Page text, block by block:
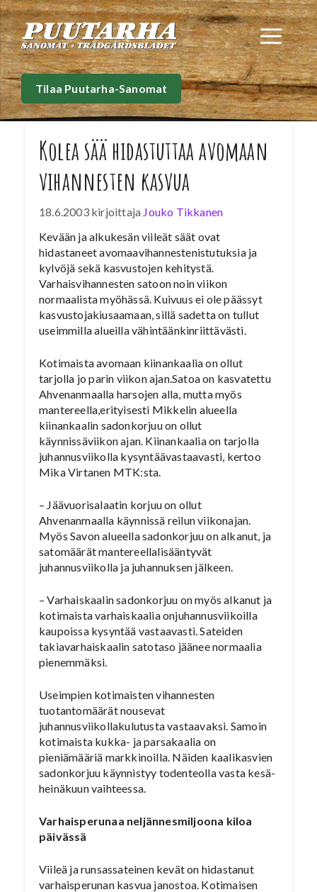
Siirry
sisältöön
Tilaa Puutarha-Sanomat
Kolea sää hidastuttaa avomaan
vihannesten kasvua
18.6.2003 kirjoittaja Jouko Tikkanen
Kevään ja alkukesän viileät säät ovat
hidastaneet avomaavihannestenistutuksia ja
kylvöjä sekä kasvustojen kehitystä.
Varhaisvihannesten satoon noin viikon
normaalista myöhässä. Kuivuus ei ole päässyt
kasvustojakiusaamaan, sillä sadetta on tullut
useimmilla alueilla vähintäänkinriittävästi.
Kotimaista avomaan kiinankaalia on ollut
tarjolla jo parin viikon ajan.Satoa on kasvatettu
Ahvenanmaalla harsojen alla, mutta myös
mantereella,erityisesti Mikkelin alueella
kiinankaalin sadonkorjuu on ollut
käynnissäviikon ajan. Kiinankaalia on tarjolla
juhannusviikolla kysyntäävastaavasti, kertoo
Mika Virtanen MTK:sta.
– Jäävuorisalaatin korjuu on ollut
Ahvenanmaalla käynnissä reilun viikonajan.
Myös Savon alueella sadonkorjuu on alkanut, ja
satomäärät mantereellalisääntyvät
juhannusviikolla ja juhannuksen jälkeen.
– Varhaiskaalin sadonkorjuu on myös alkanut ja
kotimaista varhaiskaalia onjuhannusviikoilla
kaupoissa kysyntää vastaavasti. Sateiden
takiavarhaiskaalin satotaso jäänee normaalia
pienemmäksi.
Useimpien kotimaisten vihannesten
tuotantomäärät nousevat
juhannusviikollakulutusta vastaavaksi. Samoin
kotimaista kukka- ja parsakaalia on
pieniämääriä markkinoilla. Näiden kaalikasvien
sadonkorjuu käynnistyy todenteolla vasta kesä-
heinäkuun vaihteessa.
Varhaisperunaa neljännesmiljoona kiloa
päivässä
Viileä ja runsassateinen kevät on hidastanut
varhaisperunan kasvua janostoa. Kotimaisen